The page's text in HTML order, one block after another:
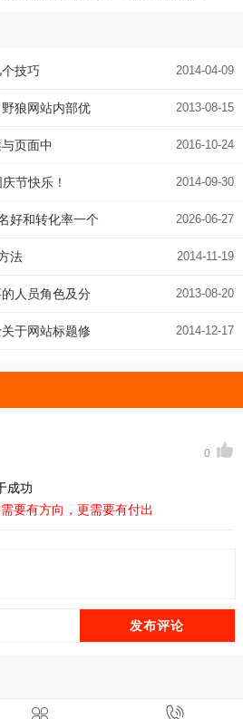
2014-04-09
技巧
2013-08-15
狼网站内部优
2016-10-24
页面中
因 2014-09-30
节快乐！
2026-06-27
好和转化率一个
2014-11-19
法
2013-08-20
人员角色及分
2014-12-17
于网站标题修
0
成功
要有方向，更需要有付出
发布评论